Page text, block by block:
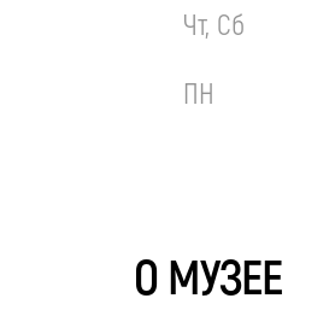
Чт, Сб
ПН
О МУЗЕЕ